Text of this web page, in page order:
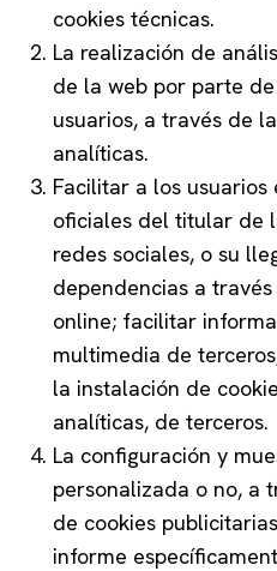
cookies técnicas.
La realización de
de la web por parte
usuarios, a través de
analíticas.
Facilitar a los
oficiales del titular de
redes sociales, o su
dependencias a
online; facilitar
multimedia de
la instalación de
analíticas, de terceros.
La configuración y
personalizada o no, a
de cookies
informe